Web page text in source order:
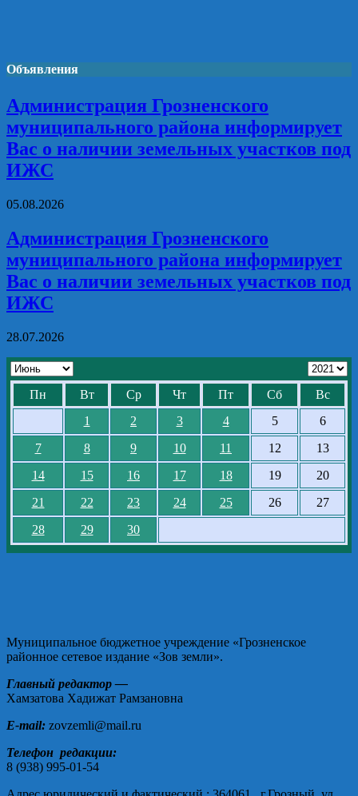
Объявления
Администрация Грозненского
муниципального района информирует
Вас о наличии земельных участков под
ИЖС
05.08.2026
Администрация Грозненского
муниципального района информирует
Вас о наличии земельных участков под
ИЖС
28.07.2026
Пн Вт Ср Чт Пт Сб
Вс
1
2 3 4 5
6
7
8 9 10 11 12
13
14
15 16 17 18 19
20
21
22 23 24 25 26
27
28
29 30
Муниципальное бюджетное учреждение «Грозненское
районное сетевое издание «Зов земли».
Главный редактор —
Хамзатова Хадижат Рамзановна
E-mail: zovzemli@mail.ru
Телефон редакции:
8 (938) 995-01-54